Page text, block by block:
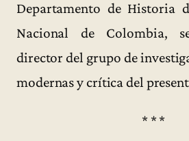
Departamento de Historia
Nacional de Colombia,
director del grupo de
modernas y crítica del
* * *